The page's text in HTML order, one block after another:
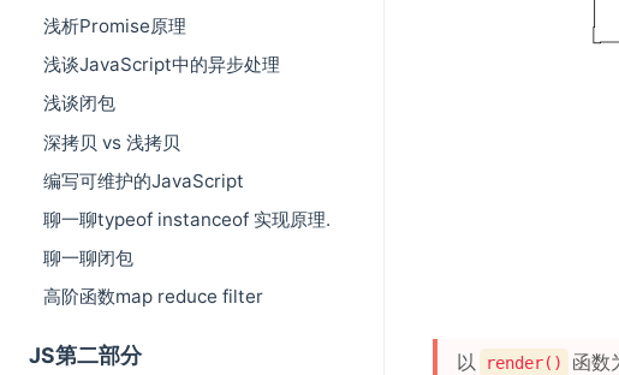
浅析Promise原理
浅谈JavaScript中的异步处理
浅谈闭包
深拷贝 vs 浅拷贝
编写可维护的JavaScript
聊一聊typeof instanceof 实现原理.
聊一聊闭包
高阶函数map reduce filter
JS第二部分 以 render() 函数